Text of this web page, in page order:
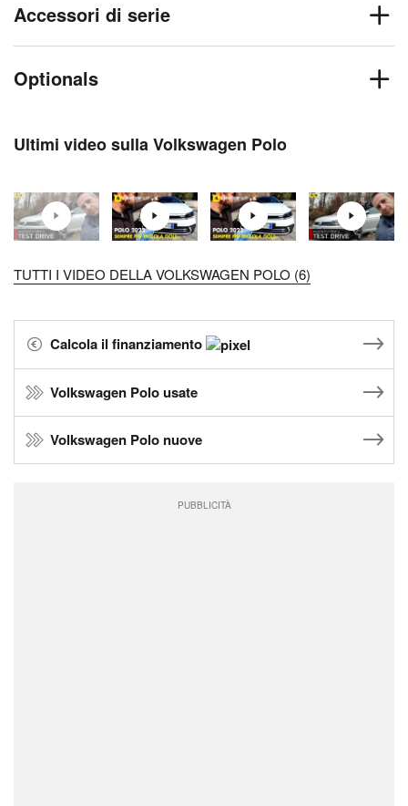
Accessori di serie
Optionals
Ultimi video sulla Volkswagen Polo
TUTTI I VIDEO DELLA VOLKSWAGEN POLO (6)
Calcola il finanziamento
Volkswagen Polo usate
Volkswagen Polo nuove
PUBBLICITÀ